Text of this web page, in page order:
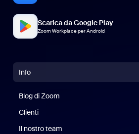
Scarica da Google Play
Zoom Workplace per Android
Info
Blog di Zoom
Clienti
Il nostro team